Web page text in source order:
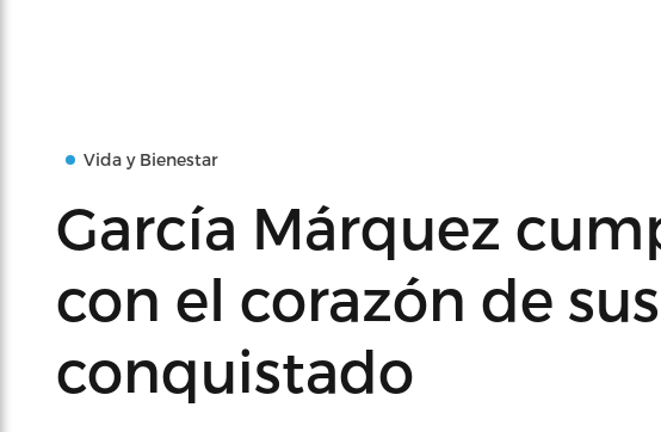
Vida y Bienestar
García Márquez
con el corazón de
conquistado